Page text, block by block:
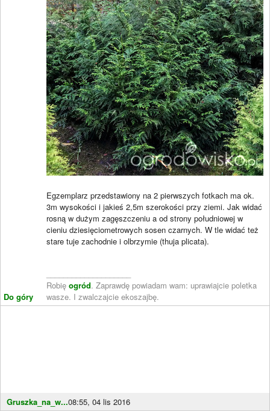
Do góry
Egzemplarz przedstawiony na 2 pierwszych fotkach ma ok.
3m wysokości i jakieś 2,5m szerokości przy ziemi. Jak widać
rosną w dużym zagęszczeniu a od strony południowej w
cieniu dziesięciometrowych sosen czarnych. W tle widać też
stare tuje zachodnie i olbrzymie (thuja plicata).
Robię ogród. Zaprawdę powiadam wam: uprawiajcie poletka
wasze. I zwalczajcie ekoszajbę.
Gruszka_na_w...08:55, 04 lis 2016